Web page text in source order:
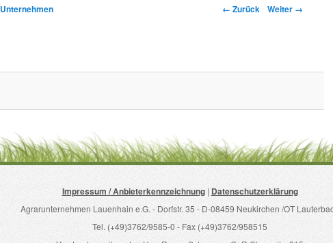
Bilder-Navigation
← Zurück Weiter →
Unternehmen
Impressum / Anbieterkennzeichnung| Datenschutzerklärung
Agrarunternehmen Lauenhain e.G. - Dorfstr. 35 - D-08459 Neukirchen /OT
Tel. (+49)3762/9585-0 - Fax (+49)3762/958515